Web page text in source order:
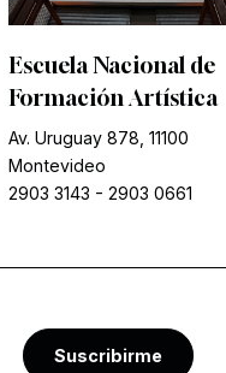
Escuela Nacional de
Formación Artística
Av. Uruguay 878, 11100
Montevideo
2903 3143 - 2903 0661
Suscribirme